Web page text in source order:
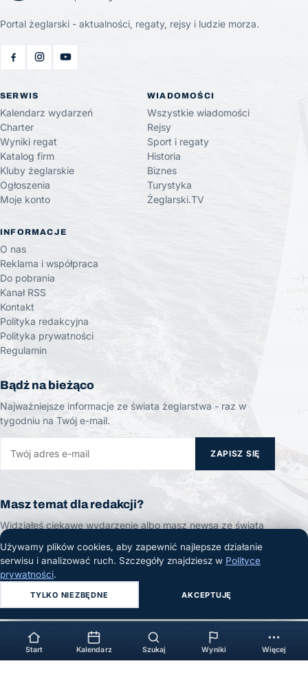
Portal żeglarski - aktualności, regaty, rejsy i ludzie morza.
SERWIS
Kalendarz wydarzeń
Charter
Wyniki regat
Katalog firm
Kluby żeglarskie
Ogłoszenia
Moje konto
WIADOMOŚCI
Wszystkie wiadomości
Rejsy
Sport i regaty
Historia
Biznes
Turystyka
Żeglarski.TV
INFORMACJE
O nas
Reklama i współpraca
Do pobrania
Kanał RSS
Kontakt
Polityka redakcyjna
Polityka prywatności
Regulamin
Bądź na bieżąco
Najważniejsze informacje ze świata żeglarstwa - raz w
tygodniu na Twój e-mail.
ZAPISZ SIĘ
Masz temat dla redakcji?
Widziałeś ciekawe wydarzenie albo masz newsa ze świata
żeglarstwa? Daj nam znać!
ZGŁOŚ TEMAT
Używamy plików cookies, aby zapewnić najlepsze działanie
serwisu i analizować ruch. Szczegóły znajdziesz w Polityce
prywatności.
TYLKO NIEZBĘDNE AKCEPTUJĘ
Start Kalendarz Szukaj Wyniki Więcej